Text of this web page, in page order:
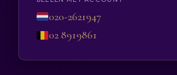
020-2621947
02 8919861